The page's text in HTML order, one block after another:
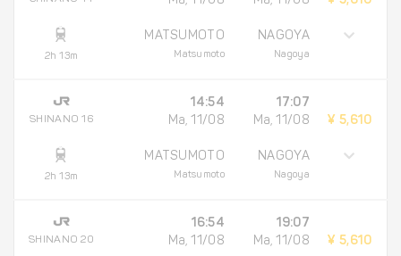
2h 13m
MATSUMOTO
Matsumoto
NAGOYA
Nagoya
SHINANO 16
2h 13m
14:54
Ma, 11/08
MATSUMOTO
Matsumoto
17:07
Ma, 11/08
NAGOYA
Nagoya
¥ 5,610
SHINANO 20
16:54
Ma, 11/08
19:07
Ma, 11/08
¥ 5,610